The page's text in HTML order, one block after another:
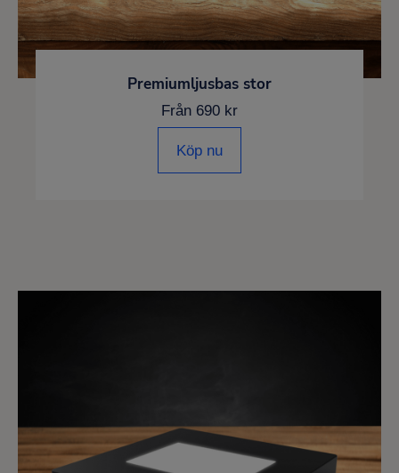
Premiumljusbas stor
Från 690 kr
Köp nu